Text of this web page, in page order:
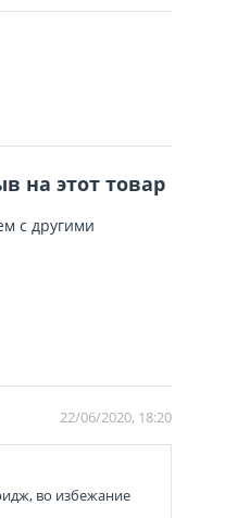
на этот товар
с другими
22/06/2020, 18:20
во избежание